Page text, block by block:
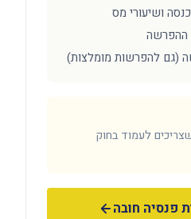
ושיעורי מס
ההפרשה
(גם להפרשות מומלצות)
לעמוד בחוק
פנסיה חובה